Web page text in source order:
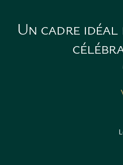
Un cadre idéal